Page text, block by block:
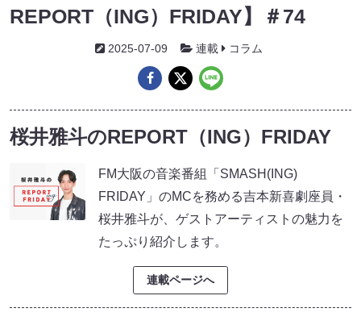
REPORT（ING）FRIDAY】＃74
2025-07-09 連載 コラム
桜井雅斗のREPORT（ING）FRIDAY
FM大阪の音楽番組「SMASH(ING)
FRIDAY」のMCを務める吉本新喜劇座員・
桜井雅斗が、ゲストアーティストの魅力を
たっぷり紹介します。
連載ページへ